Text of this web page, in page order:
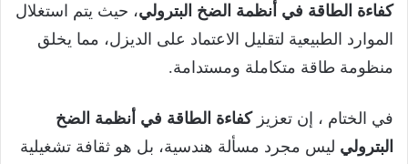
كفاءة الطاقة في أنظمة الضخ البترولي، حيث يتم استغلال
الموارد الطبيعية لتقليل الاعتماد على الديزل، مما يخلق
منظومة طاقة متكاملة ومستدامة.
في الختام ، إن تعزيزكفاءة الطاقة في أنظمة الضخ
البترولي ليس مجرد مسألة هندسية، بل هو ثقافة تشغيلية